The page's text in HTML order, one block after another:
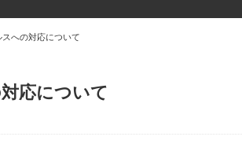
への対応について
応について